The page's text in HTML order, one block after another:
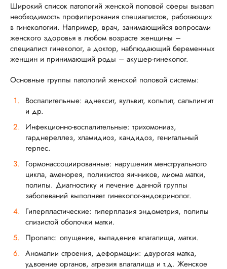
Широкий список патологий женской половой сферы вызвал
необходимость профилирования специалистов, работающих
в гинекологии. Например, врач, занимающийся вопросами
женского здоровья в любом возрасте женщины –
специалист гинеколог, а доктор, наблюдающий беременных
женщин и принимающий роды – акушер-гинеколог.
Основные группы патологий женской половой системы:
Воспалительные: аднексит, вульвит, кольпит, сальпингит
и др.
Инфекционно-воспалительные: трихомониаз,
гарднереллез, хламидиоз, кандидоз, генитальный
герпес.
Гормонассоциированные: нарушения менструального
цикла, аменорея, поликистоз яичников, миома матки,
полипы. Диагностику и лечение данной группы
заболеваний выполняет гинеколог-эндокринолог.
Гиперпластические: гиперплазия эндометрия, полипы
слизистой оболочки матки.
Пролапс: опущение, выпадение влагалища, матки.
Аномалии строения, деформации: двурогая матка,
удвоение органов, атрезия влагалища и т.д. Женское